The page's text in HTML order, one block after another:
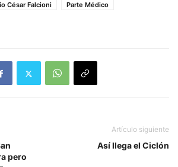
César Falcioni
Parte Médico
pero
Artículo siguiente
Así llega el Ciclón